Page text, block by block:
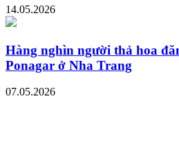
14.05.2026
Hàng nghìn người thả hoa
Ponagar ở Nha Trang
07.05.2026